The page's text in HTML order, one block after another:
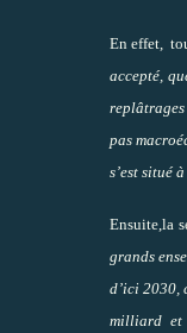
En effet,
accepté,
replâtrages
pas
s’est situé
Ensuite,la
grands
d’ici 2030,
milliard et